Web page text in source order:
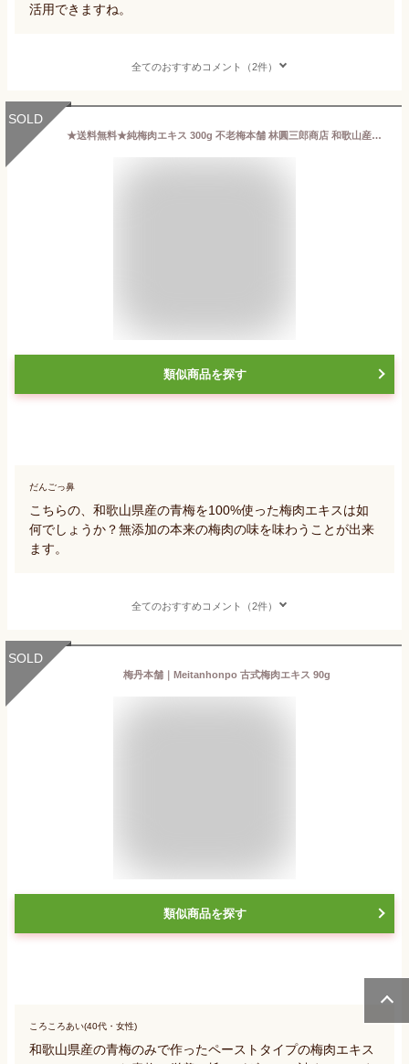
活用できますね。
全てのおすすめコメント（2件）
SOLD
★送料無料★純梅肉エキス 300g 不老梅本舗 林圓三郎商店 和歌山産の青梅100％ 無添加 【RCP】【コンビニ受取対応商品】
類似商品を探す
だんごっ鼻
こちらの、和歌山県産の青梅を100%使った梅肉エキスは如
何でしょうか？無添加の本来の梅肉の味を味わうことが出来
ます。
全てのおすすめコメント（2件）
SOLD
梅丹本舗｜Meitanhonpo 古式梅肉エキス 90g
類似商品を探す
ころころあい(40代・女性)
和歌山県産の青梅のみで作ったペーストタイプの梅肉エキス